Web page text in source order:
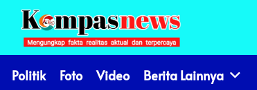
Politik Foto Video Berita Lainnya